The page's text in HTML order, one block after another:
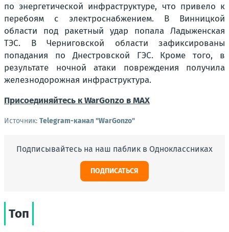
по энергетической инфраструктуре, что привело к
перебоям с электроснабжением. В Винницкой
области под ракетный удар попала Ладыженская
ТЭС. В Черниговской области зафиксированы
попадания по Днестровской ГЭС. Кроме того, в
результате ночной атаки повреждения получила
железнодорожная инфраструктура.
Присоединяйтесь к WarGonzo в MAX
Источник: Telegram-канал "WarGonzo"
Подписывайтесь на наш паблик в Одноклассниках
ПОДПИСАТЬСЯ
Топ